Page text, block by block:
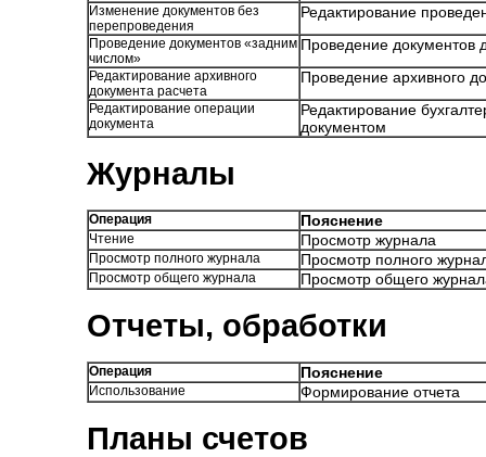
Изменение документов без
перепроведения
Редактирование
Проведение документов «задним
числом»
Проведение документов
Редактирование архивного
документа расчета
Проведение архивного
Редактирование операции
документа
Редактирование
документом
Журналы
Операция Пояснение
Чтение Просмотр журнала
Просмотр полного журнала Просмотр полного
Просмотр общего журнала Просмотр общего
Отчеты, обработки
Операция Пояснение
Использование Формирование отчета
Планы счетов